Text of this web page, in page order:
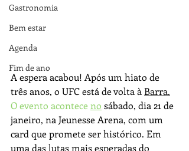
Gastronomia
Bem estar
Agenda
Fim de ano
A espera acabou! Após um hiato de
três anos, o UFC está de volta à Barra.
O evento acontece no sábado, dia 21 de
janeiro, na Jeunesse Arena, com um
card que promete ser histórico. Em
uma das lutas mais esperadas do